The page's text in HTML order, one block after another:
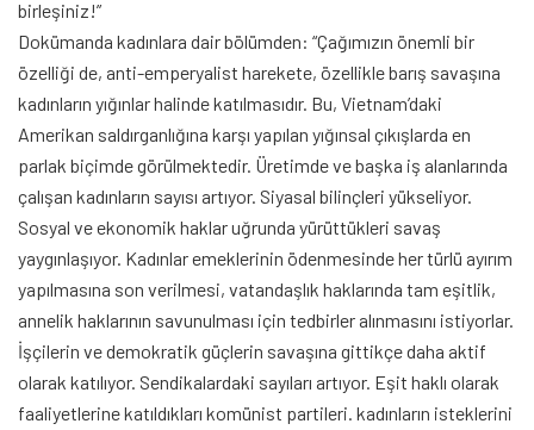
birleşiniz!”
Dokümanda kadınlara dair bölümden: “Çağımızın önemli bir
özelliği de, anti-emperyalist harekete, özellikle barış savaşına
kadınların yığınlar halinde katılmasıdır. Bu, Vietnam’daki
Amerikan saldırganlığına karşı yapılan yığınsal çıkışlarda en
parlak biçimde görülmektedir. Üretimde ve başka iş alanlarında
çalışan kadınların sayısı artıyor. Siyasal bilinçleri yükseliyor.
Sosyal ve ekonomik haklar uğrunda yürüttükleri savaş
yaygınlaşıyor. Kadınlar emeklerinin ödenmesinde her türlü ayırım
yapılmasına son verilmesi, vatandaşlık haklarında tam eşitlik,
annelik haklarının savunulması için tedbirler alınmasını istiyorlar.
İşçilerin ve demokratik güçlerin savaşına gittikçe daha aktif
olarak katılıyor. Sendikalardaki sayıları artıyor. Eşit haklı olarak
faaliyetlerine katıldıkları komünist partileri. kadınların isteklerini